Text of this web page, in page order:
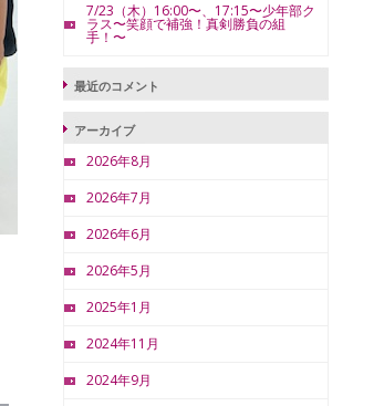
7/23（木）16:00〜、17:15〜少年部ク
ラス〜笑顔で補強！真剣勝負の組
手！〜
最近のコメント
アーカイブ
2026年8月
2026年7月
2026年6月
2026年5月
2025年1月
2024年11月
2024年9月